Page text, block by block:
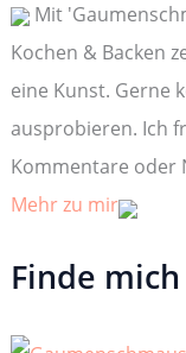
a
c
h
:
Mit
Kochen & Backen
eine Kunst. Gerne
ausprobieren. Ich
Kommentare oder
Mehr zu mir
Finde